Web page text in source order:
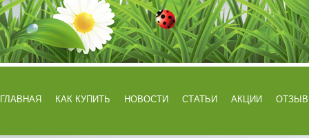
ГЛАВНАЯ КАК КУПИТЬ НОВОСТИ СТАТЬИ АКЦИИ